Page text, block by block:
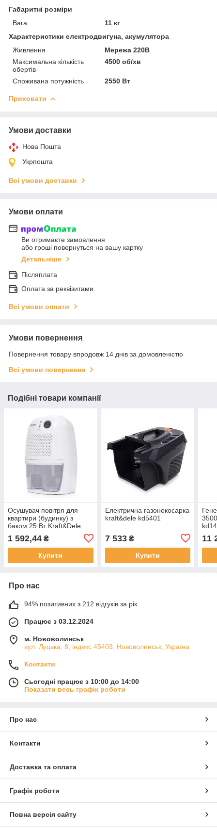
Габаритні розміри
Вага
11 кг
Характеристики електродвигуна, акумулятора
Живлення
Мережа 220В
Максимальна кількість
обертів
4500 об/хв
Споживана потужність 2550 Вт
Приховати
Умови доставки
Нова Пошта
Укрпошта
Всі умови доставки
Умови оплати
Ви отримаєте замовлення
або гроші повернуться на вашу картку
Детальніше
Післяплата
Оплата за реквізитами
Всі умови оплати
Умови повернення
Повернення товару впродовж 14 днів за домовленістю
Всі умови повернення
Подібні товари компанії
Осушувач повітря для
квартири (будинку) з
баком 25 Вт Kraft&Dele
KD10586 Поглинач вологи
для приміщень
1 592,44 ₴
Купити
Електрична газонокосарка
kraft&dele kd5401
7 533₴
Купити
11
Про нас
94% позитивних з 212 відгуків за рік
Працює з 03.12.2024
м. Нововолинськ
вул. Луцька, 8, індекс 45403, Нововолинськ, Україна
Контакти
Сьогодні працює з 10:00 до 14:00
Показати весь графік роботи
Про нас
Контакти
Доставка та оплата
Графік роботи
Повна версія сайту